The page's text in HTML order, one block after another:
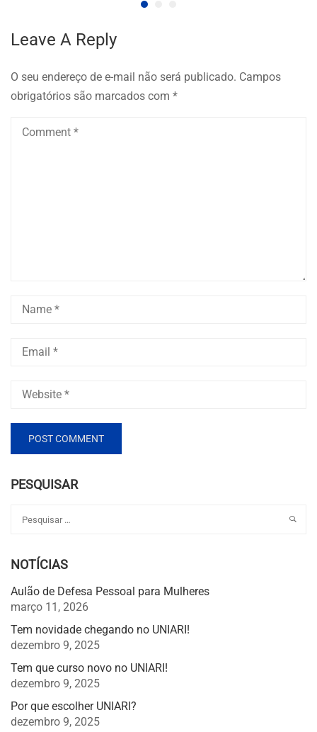
Leave A Reply
O seu endereço de e-mail não será publicado. Campos
obrigatórios são marcados com *
PESQUISAR
NOTÍCIAS
Aulão de Defesa Pessoal para Mulheres
março 11, 2026
Tem novidade chegando no UNIARI!
dezembro 9, 2025
Tem que curso novo no UNIARI!
dezembro 9, 2025
Por que escolher UNIARI?
dezembro 9, 2025